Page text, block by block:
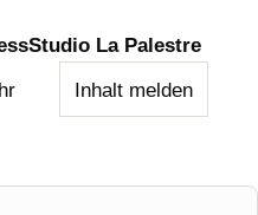
La Palestre
Inhalt melden